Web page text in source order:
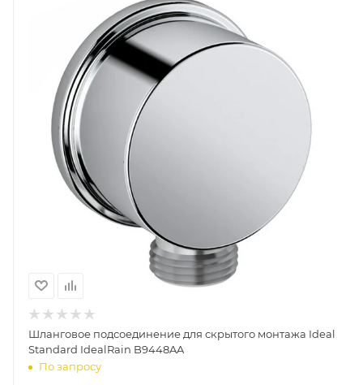
Шланговое подсоединение для скрытого монтажа Ideal
Standard IdealRain B9448AA
По запросу